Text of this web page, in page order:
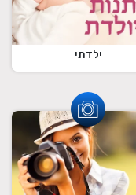
ילדתי